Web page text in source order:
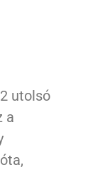
utolsó
a